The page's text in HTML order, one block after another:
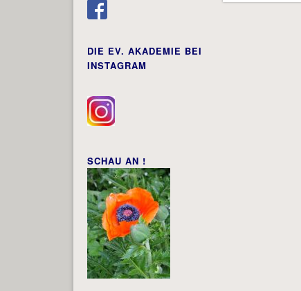
DIE EV. AKADEMIE BEI
INSTAGRAM
SCHAU AN !